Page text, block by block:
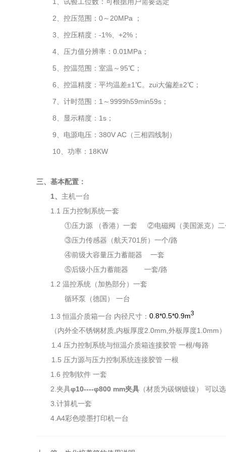
2、控压范围： 0～20MPa ；
3、控压精度： -1%、+2%；
4、压力值分辨率： 0.01MPa；
5、控温范围：室温～95℃；
6、控温精度：平均温差±1℃。zui大偏差±2℃；
7、计时范围： 1～9999h59min59s；
8、显示精度： 1s；
9、电源电压： 380V AC（三相四线制）
10、功率： 18KW
三、基本配置：
1、 主机一台
1.1 压力控制系统一套
①压力源 （香港）一套
②电磁阀（美国派克）
③压力传感器（航天701所）一个/路
④前级大容量压力蓄能器
一套
⑤后级小压力蓄能器
一套/路
1.2 温控系统（加热部分）一套
循环泵（德国） 一台
1.3 恒温介质箱一台 内径尺寸： 0.8*0.5*0.9m3
（内外全不锈钢材质,内板厚度2.0mm,外板厚度1.0mm）
1.4 压力控制系统与恒温介质箱连接胶管 一根/每路
1.5 压力源与压力控制系统连接胶管 一根
1.6 控制软件 一套
2.夹具φ10----φ800 mm夹具 （材质为碳钢镀镍） 可以
3.计算机一套
4.A4彩色喷墨打印机一台